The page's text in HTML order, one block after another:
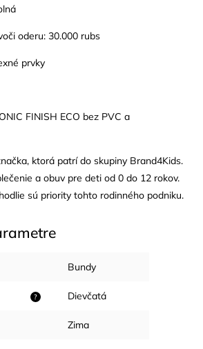
oderu: 30.000 rubs
prvky
FINISH ECO bez PVC a
ktorá patrí do skupiny Brand4Kids.
a obuv pre deti od 0 do 12 rokov.
sú priority tohto rodinného podniku.
Bundy
? Dievčatá
Zima